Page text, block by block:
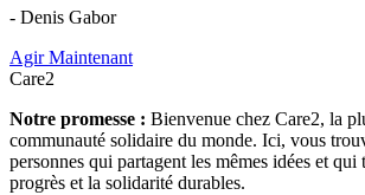
- Denis Gabor
Agir Maintenant
Care2
Notre promesse : Bienvenue chez Care2, la
communauté solidaire du monde. Ici, vous
personnes qui partagent les mêmes idées et
progrès et la solidarité durables.